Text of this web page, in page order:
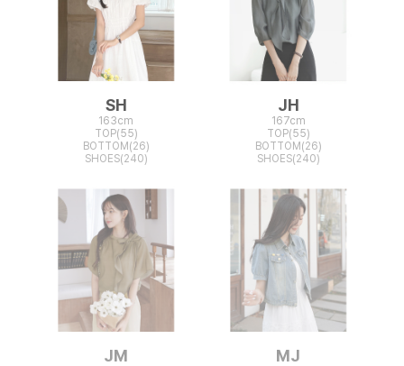
SH
163cm
TOP(55)
BOTTOM(26)
SHOES(240)
JH
167cm
TOP(55)
BOTTOM(26)
SHOES(240)
JM MJ